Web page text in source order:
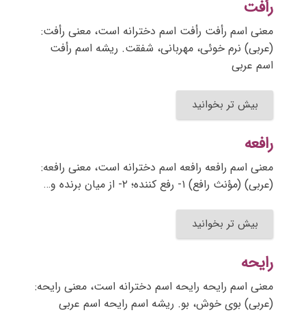
رأفت
معنی اسم رأفت رأفت اسم دخترانه است، معنی رأفت:
(عربی) نرم خوئی، مهربانی، شفقت. ریشه اسم رأفت
اسم عربی
بیش تر بخوانید
رافعه
معنی اسم رافعه رافعه اسم دخترانه است، معنی رافعه:
(عربی) (مؤنث رافع) ۱- رفع کننده؛ ۲- از میان برنده و…
بیش تر بخوانید
رایحه
معنی اسم رایحه رایحه اسم دخترانه است، معنی رایحه:
(عربی) بوی خوش، بو. ریشه اسم رایحه اسم عربی